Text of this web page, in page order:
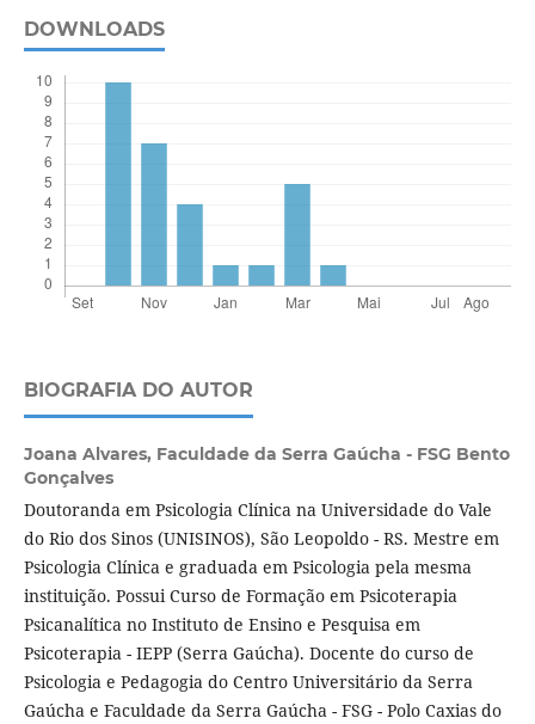
DOWNLOADS
BIOGRAFIA DO AUTOR
Joana Alvares, Faculdade da Serra Gaúcha - FSG Bento
Gonçalves
Doutoranda em Psicologia Clínica na Universidade do Vale
do Rio dos Sinos (UNISINOS), São Leopoldo - RS. Mestre em
Psicologia Clínica e graduada em Psicologia pela mesma
instituição. Possui Curso de Formação em Psicoterapia
Psicanalítica no Instituto de Ensino e Pesquisa em
Psicoterapia - IEPP (Serra Gaúcha). Docente do curso de
Psicologia e Pedagogia do Centro Universitário da Serra
Gaúcha e Faculdade da Serra Gaúcha - FSG - Polo Caxias do